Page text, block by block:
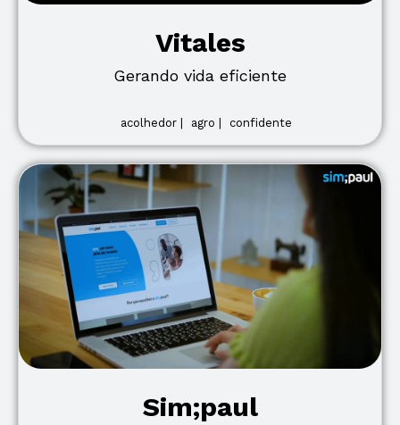
Vitales
Gerando vida eficiente
acolhedor | agro | confidente
Sim;paul